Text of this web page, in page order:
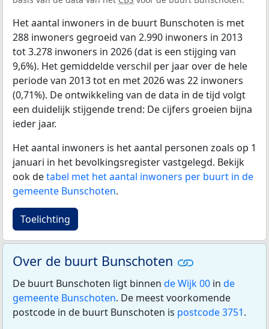
Het aantal inwoners in de buurt Bunschoten is met
288 inwoners gegroeid van 2.990 inwoners in 2013
tot 3.278 inwoners in 2026 (dat is een stijging van
9,6%). Het gemiddelde verschil per jaar over de hele
periode van 2013 tot en met 2026 was 22 inwoners
(0,71%). De ontwikkeling van de data in de tijd volgt
een duidelijk stijgende trend: De cijfers groeien bijna
ieder jaar.
Het aantal inwoners is het aantal personen zoals op 1
januari in het bevolkingsregister vastgelegd. Bekijk
ook detabel met het aantal inwoners per buurt in de
gemeente Bunschoten.
Toelichting
Over de buurt Bunschoten
De buurt Bunschoten ligt binnen de Wijk 00 in de
gemeente Bunschoten. De meest voorkomende
postcode in de buurt Bunschoten is postcode 3751.